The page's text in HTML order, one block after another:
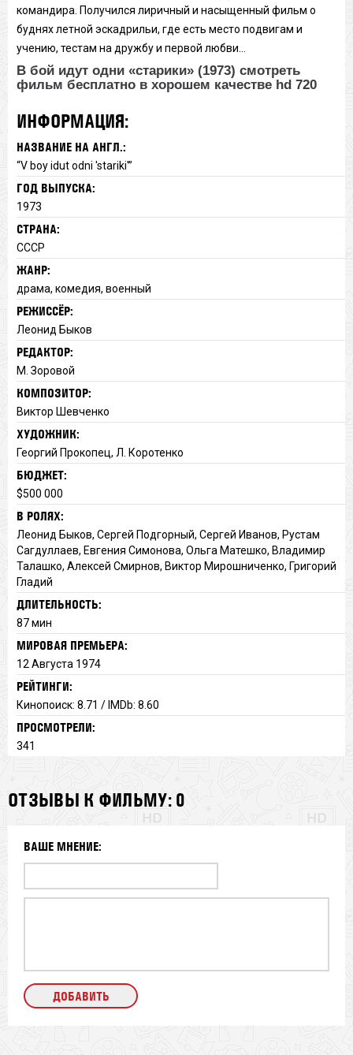
командира. Получился лиричный и насыщенный фильм о
буднях летной эскадрильи, где есть место подвигам и
учению, тестам на дружбу и первой любви…
В бой идут одни «старики» (1973) смотреть
фильм бесплатно в хорошем качестве hd 720
ИНФОРМАЦИЯ:
НАЗВАНИЕ НА АНГЛ.:
“V boy idut odni 'stariki'”
ГОД ВЫПУСКА:
1973
СТРАНА:
СССР
ЖАНР:
драма, комедия, военный
РЕЖИССЁР:
Леонид Быков
РЕДАКТОР:
М. Зоровой
КОМПОЗИТОР:
Виктор Шевченко
ХУДОЖНИК:
Георгий Прокопец, Л. Коротенко
БЮДЖЕТ:
$500 000
В РОЛЯХ:
Леонид Быков, Сергей Подгорный, Сергей Иванов, Рустам
Сагдуллаев, Евгения Симонова, Ольга Матешко, Владимир
Талашко, Алексей Смирнов, Виктор Мирошниченко, Григорий
Гладий
ДЛИТЕЛЬНОСТЬ:
87 мин
МИРОВАЯ ПРЕМЬЕРА:
12 Августа 1974
РЕЙТИНГИ:
Кинопоиск: 8.71 / IMDb: 8.60
ПРОСМОТРЕЛИ:
341
ОТЗЫВЫ К ФИЛЬМУ: 0
ВАШЕ МНЕНИЕ: